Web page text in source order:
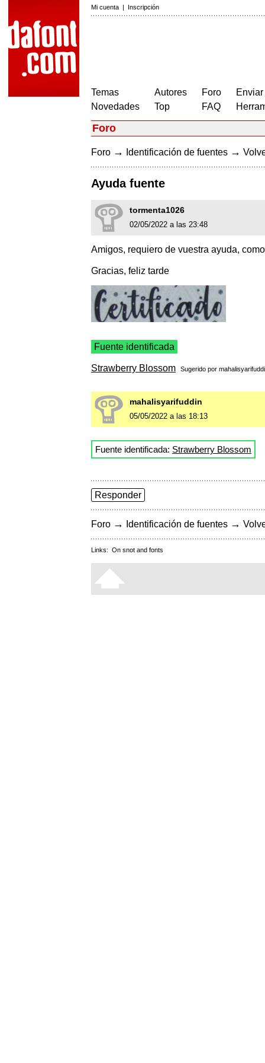
Mi cuenta | Inscripción
Temas
Novedades
Autores
Top
Foro
FAQ
Foro
Foro → Identificación de fuentes →
Ayuda fuente
tormenta1026
02/05/2022 a las 23:48
Amigos, requiero de vuestra ayuda,
Gracias, feliz tarde
Fuente identificada
Strawberry Blossom Sugerido por
mahalisyarifuddin
05/05/2022 a las 18:13
Fuente identificada: Strawberry Blossom
Responder
Foro → Identificación de fuentes →
Links: On snot and fonts